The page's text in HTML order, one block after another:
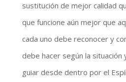
sustitución de mejor calidad
que funcione aún mejor que
cada uno debe reconocer y
debe hacer según la situación
guiar desde dentro por el